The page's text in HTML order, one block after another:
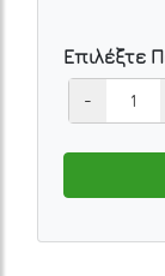
Επιλέξτε
-